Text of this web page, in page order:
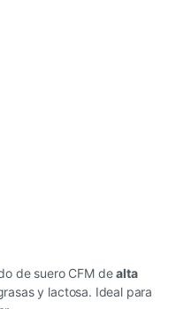
de suero CFM dealta
y lactosa. Ideal para